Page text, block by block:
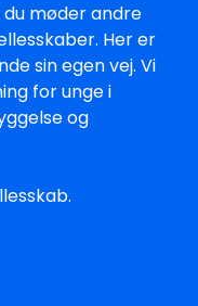
du møder andre
Her er
sin egen vej. Vi
for unge i
og